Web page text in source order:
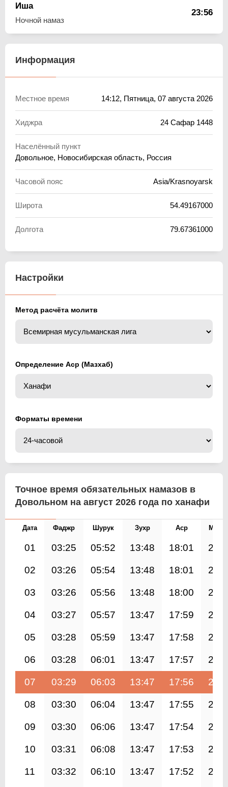
Иша
Ночной намаз
23:56
Информация
Местное время 14:12, Пятница, 07 августа 2026
Хиджра 24 Сафар 1448
Населённый пункт
Довольное, Новосибирская область, Россия
Часовой пояс Asia/Krasnoyarsk
Широта 54.49167000
Долгота 79.67361000
Настройки
Метод расчёта молитв
Определение Аср (Мазхаб)
Форматы времени
Точное время обязательных намазов в
Довольном на август 2026 года по ханафи
Дата Фаджр Шурук Зухр Аср
01 03:25 05:52 13:48 18:01
02 03:26 05:54 13:48 18:01
03 03:26 05:56 13:48 18:00
04 03:27 05:57 13:47 17:59
05 03:28 05:59 13:47 17:58
06 03:28 06:01 13:47 17:57
07 03:29 06:03 13:47 17:56
08 03:30 06:04 13:47 17:55
09 03:30 06:06 13:47 17:54
10 03:31 06:08 13:47 17:53
11 03:32 06:10 13:47 17:52